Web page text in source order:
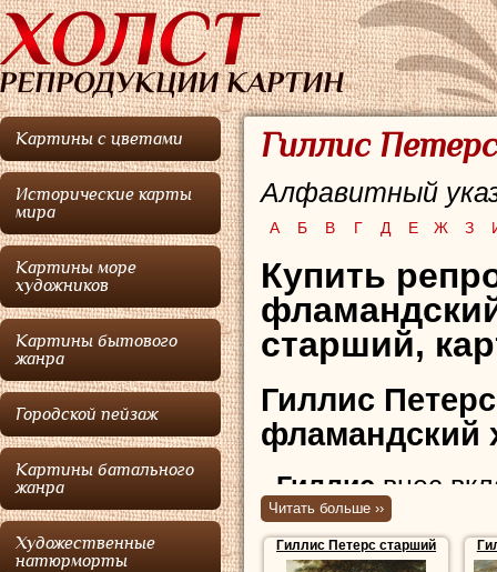
Картины с цветами
Исторические карты
мира
Картины море
художников
Картины бытового
жанра
Городской пейзаж
Картины батального
жанра
Художественные
натюрморты
Гиллис
Алфавитный
А Б В Г Д Е Ж З
Купить
старший,
Гиллис
фламандский
Гиллис внес
пейзажной
Гиллисродился
Читать больше ››
Гиллис Петерс старший